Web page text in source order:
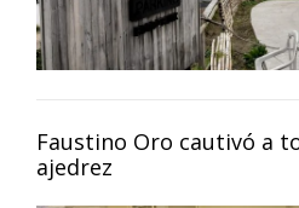
Faustino Oro cautivó a
ajedrez